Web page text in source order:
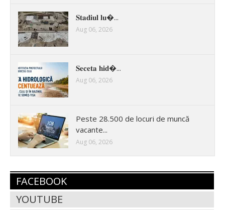
𝐒𝐭𝐚𝐝𝐢𝐮𝐥 𝐥𝐮�...
Aug 06, 2026
𝐒𝐞𝐜𝐞𝐭𝐚 𝐡𝐢𝐝�...
Aug 06, 2026
Peste 28.500 de locuri de muncă
vacante...
Aug 06, 2026
FACEBOOK
YOUTUBE